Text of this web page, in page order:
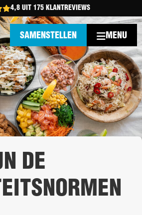
4,8 UIT 175 KLANTREVIEWS
MENU
SAMENSTELLEN
DE